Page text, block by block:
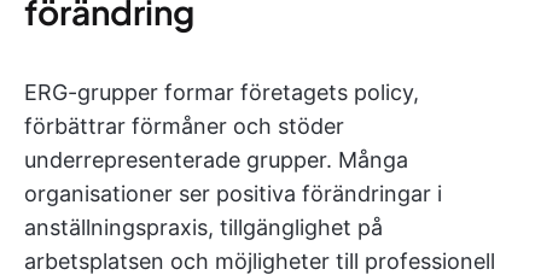
förändring
ERG-grupper formar företagets policy,
förbättrar förmåner och stöder
underrepresenterade grupper. Många
organisationer ser positiva förändringar i
anställningspraxis, tillgänglighet på
arbetsplatsen och möjligheter till professionell